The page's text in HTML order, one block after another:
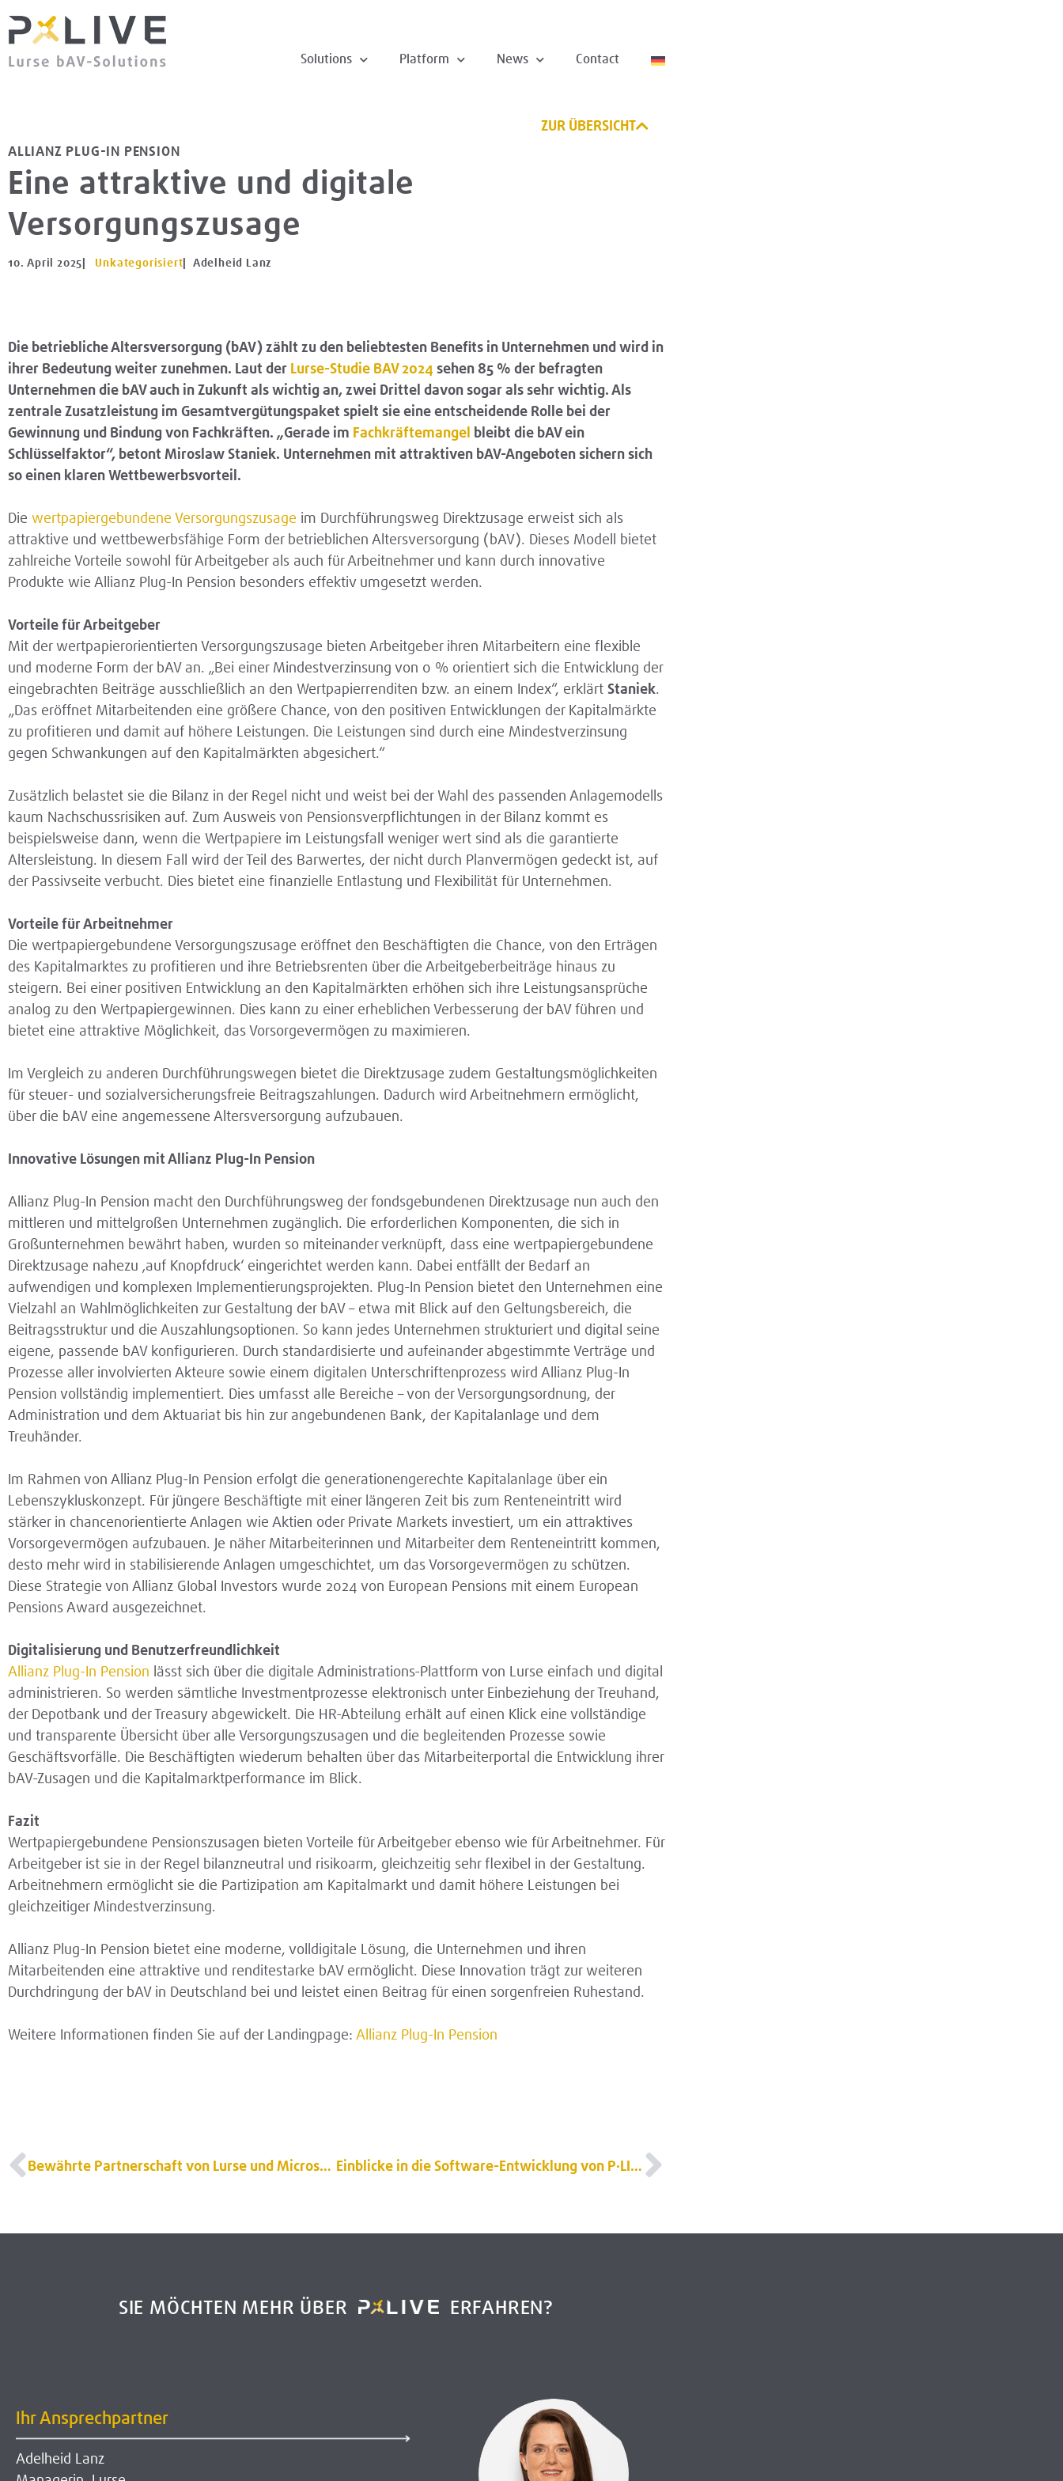
Solutions Platform News Contact
ZUR ÜBERSICHT
ALLIANZ PLUG-IN PENSION
Eine attraktive und digitale
Versorgungszusage
10. April 2025| Unkategorisiert| Adelheid Lanz
Die betriebliche Altersversorgung (bAV) zählt zu den beliebtesten Benefits in Unternehmen und wird in
ihrer Bedeutung weiter zunehmen. Laut der Lurse-Studie BAV 2024 sehen 85 % der befragten
Unternehmen die bAV auch in Zukunft als wichtig an, zwei Drittel davon sogar als sehr wichtig. Als
zentrale Zusatzleistung im Gesamtvergütungspaket spielt sie eine entscheidende Rolle bei der
Gewinnung und Bindung von Fachkräften. „Gerade im Fachkräftemangel bleibt die bAV ein
Schlüsselfaktor“, betont Miroslaw Staniek. Unternehmen mit attraktiven bAV-Angeboten sichern sich
so einen klaren Wettbewerbsvorteil.
Die wertpapiergebundene Versorgungszusage im Durchführungsweg Direktzusage erweist sich als
attraktive und wettbewerbsfähige Form der betrieblichen Altersversorgung (bAV). Dieses Modell bietet
zahlreiche Vorteile sowohl für Arbeitgeber als auch für Arbeitnehmer und kann durch innovative
Produkte wie Allianz Plug-In Pension besonders effektiv umgesetzt werden.
Vorteile für Arbeitgeber
Mit der wertpapierorientierten Versorgungszusage bieten Arbeitgeber ihren Mitarbeitern eine flexible
und moderne Form der bAV an. „Bei einer Mindestverzinsung von 0 % orientiert sich die Entwicklung der
eingebrachten Beiträge ausschließlich an den Wertpapierrenditen bzw. an einem Index“, erklärt Staniek.
„Das eröffnet Mitarbeitenden eine größere Chance, von den positiven Entwicklungen der Kapitalmärkte
zu profitieren und damit auf höhere Leistungen. Die Leistungen sind durch eine Mindestverzinsung
gegen Schwankungen auf den Kapitalmärkten abgesichert.“
Zusätzlich belastet sie die Bilanz in der Regel nicht und weist bei der Wahl des passenden Anlagemodells
kaum Nachschussrisiken auf. Zum Ausweis von Pensionsverpflichtungen in der Bilanz kommt es
beispielsweise dann, wenn die Wertpapiere im Leistungsfall weniger wert sind als die garantierte
Altersleistung. In diesem Fall wird der Teil des Barwertes, der nicht durch Planvermögen gedeckt ist, auf
der Passivseite verbucht. Dies bietet eine finanzielle Entlastung und Flexibilität für Unternehmen.
Vorteile für Arbeitnehmer
Die wertpapiergebundene Versorgungszusage eröffnet den Beschäftigten die Chance, von den Erträgen
des Kapitalmarktes zu profitieren und ihre Betriebsrenten über die Arbeitgeberbeiträge hinaus zu
steigern. Bei einer positiven Entwicklung an den Kapitalmärkten erhöhen sich ihre Leistungsansprüche
analog zu den Wertpapiergewinnen. Dies kann zu einer erheblichen Verbesserung der bAV führen und
bietet eine attraktive Möglichkeit, das Vorsorgevermögen zu maximieren.
Im Vergleich zu anderen Durchführungswegen bietet die Direktzusage zudem Gestaltungsmöglichkeiten
für steuer- und sozialversicherungsfreie Beitragszahlungen. Dadurch wird Arbeitnehmern ermöglicht,
über die bAV eine angemessene Altersversorgung aufzubauen.
Innovative Lösungen mit Allianz Plug-In Pension
Allianz Plug-In Pension macht den Durchführungsweg der fondsgebundenen Direktzusage nun auch den
mittleren und mittelgroßen Unternehmen zugänglich. Die erforderlichen Komponenten, die sich in
Großunternehmen bewährt haben, wurden so miteinander verknüpft, dass eine wertpapiergebundene
Direktzusage nahezu ‚auf Knopfdruck‘ eingerichtet werden kann. Dabei entfällt der Bedarf an
aufwendigen und komplexen Implementierungsprojekten. Plug-In Pension bietet den Unternehmen eine
Vielzahl an Wahlmöglichkeiten zur Gestaltung der bAV – etwa mit Blick auf den Geltungsbereich, die
Beitragsstruktur und die Auszahlungsoptionen. So kann jedes Unternehmen strukturiert und digital seine
eigene, passende bAV konfigurieren. Durch standardisierte und aufeinander abgestimmte Verträge und
Prozesse aller involvierten Akteure sowie einem digitalen Unterschriftenprozess wird Allianz Plug-In
Pension vollständig implementiert. Dies umfasst alle Bereiche – von der Versorgungsordnung, der
Administration und dem Aktuariat bis hin zur angebundenen Bank, der Kapitalanlage und dem
Treuhänder.
Im Rahmen von Allianz Plug-In Pension erfolgt die generationengerechte Kapitalanlage über ein
Lebenszykluskonzept. Für jüngere Beschäftigte mit einer längeren Zeit bis zum Renteneintritt wird
stärker in chancenorientierte Anlagen wie Aktien oder Private Markets investiert, um ein attraktives
Vorsorgevermögen aufzubauen. Je näher Mitarbeiterinnen und Mitarbeiter dem Renteneintritt kommen,
desto mehr wird in stabilisierende Anlagen umgeschichtet, um das Vorsorgevermögen zu schützen.
Diese Strategie von Allianz GIobal Investors wurde 2024 von European Pensions mit einem European
Pensions Award ausgezeichnet.
Digitalisierung und Benutzerfreundlichkeit
Allianz Plug-In Pension lässt sich über die digitale Administrations-Plattform von Lurse einfach und digital
administrieren. So werden sämtliche Investmentprozesse elektronisch unter Einbeziehung der Treuhand,
der Depotbank und der Treasury abgewickelt. Die HR-Abteilung erhält auf einen Klick eine vollständige
und transparente Übersicht über alle Versorgungszusagen und die begleitenden Prozesse sowie
Geschäftsvorfälle. Die Beschäftigten wiederum behalten über das Mitarbeiterportal die Entwicklung ihrer
bAV-Zusagen und die Kapitalmarktperformance im Blick.
Fazit
Wertpapiergebundene Pensionszusagen bieten Vorteile für Arbeitgeber ebenso wie für Arbeitnehmer. Für
Arbeitgeber ist sie in der Regel bilanzneutral und risikoarm, gleichzeitig sehr flexibel in der Gestaltung.
Arbeitnehmern ermöglicht sie die Partizipation am Kapitalmarkt und damit höhere Leistungen bei
gleichzeitiger Mindestverzinsung.
Allianz Plug-In Pension bietet eine moderne, volldigitale Lösung, die Unternehmen und ihren
Mitarbeitenden eine attraktive und renditestarke bAV ermöglicht. Diese Innovation trägt zur weiteren
Durchdringung der bAV in Deutschland bei und leistet einen Beitrag für einen sorgenfreien Ruhestand.
Weitere Informationen finden Sie auf der Landingpage: Allianz Plug-In Pension
Bewährte Partnerschaft von Lurse und Microsoft Azure! Einblicke in die Software-Entwicklung von P·LIVE
SIE MÖCHTEN MEHR ÜBER ERFAHREN?
Ihr Ansprechpartner
Adelheid Lanz